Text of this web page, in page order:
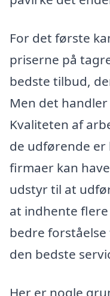
For det første
priserne på
bedste tilbud,
Men det
Kvaliteten af
de udførende er
firmaer kan
udstyr til at
at indhente
bedre
den bedste
Her er nogle